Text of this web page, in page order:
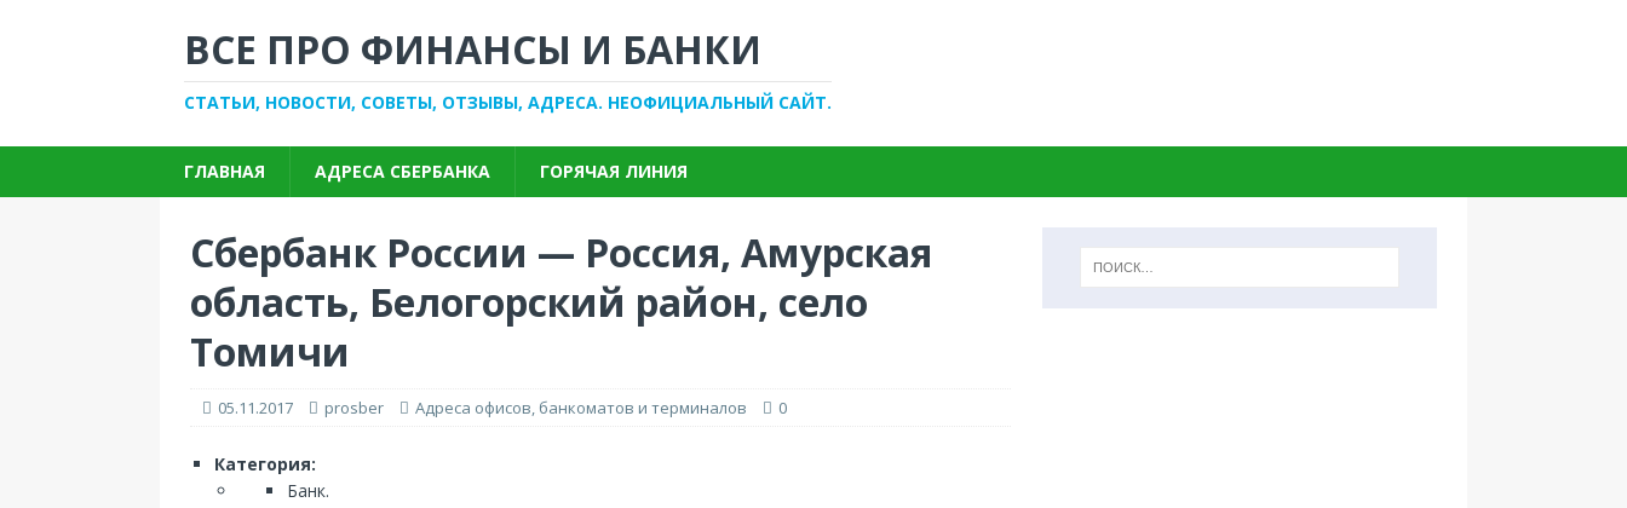
ВСЕ ПРО ФИНАНСЫ И БАНКИ
СТАТЬИ, НОВОСТИ, СОВЕТЫ, ОТЗЫВЫ, АДРЕСА. НЕОФИЦИАЛЬНЫЙ САЙТ.
ГЛАВНАЯ АДРЕСА СБЕРБАНКА ГОРЯЧАЯ ЛИНИЯ
Сбербанк России — Россия, Амурская
область, Белогорский район, село
Томичи
05.11.2017 prosber Адреса офисов, банкоматов и терминалов 0
Категория:
Банк.